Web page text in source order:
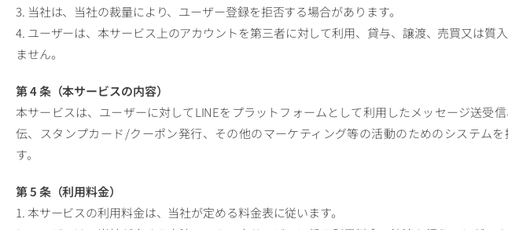
3. 当社は、当社の裁量により、ユーザー登録を拒否する場合があります。
4. ユーザーは、本サービス上のアカウントを第三者に対して利用、貸与、譲渡、売買又は質
ません。
第 4 条（本サービスの内容）
本サービスは、ユーザーに対してLINEをプラットフォームとして利用したメッセージ送受
伝、スタンプカード/クーポン発行、その他のマーケティング等の活動のためのシステム
す。
第 5 条（利用料金）
1. 本サービスの利用料金は、当社が定める料金表に従います。